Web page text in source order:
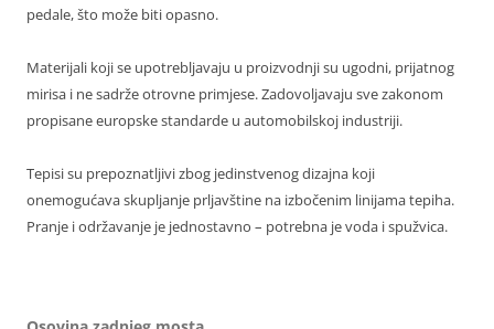
pedale, što može biti opasno.
Materijali koji se upotrebljavaju u proizvodnji su ugodni, prijatnog
mirisa i ne sadrže otrovne primjese. Zadovoljavaju sve zakonom
propisane europske standarde u automobilskoj industriji.
Tepisi su prepoznatljivi zbog jedinstvenog dizajna koji
onemogućava skupljanje prljavštine na izbočenim linijama tepiha.
Pranje i održavanje je jednostavno – potrebna je voda i spužvica.